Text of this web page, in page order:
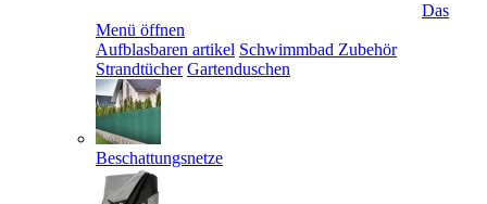
Das
Menü öffnen
Aufblasbaren artikel Schwimmbad Zubehör
Strandtücher Gartenduschen
Beschattungsnetze